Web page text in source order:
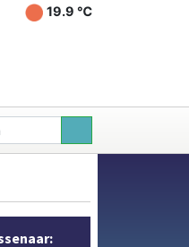
19.9 ℃